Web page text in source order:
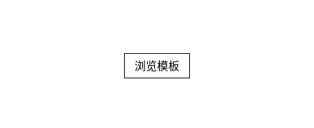
浏览模板